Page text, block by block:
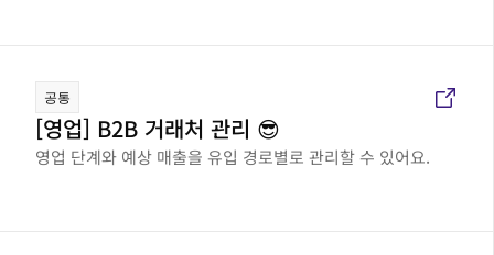
공통
[영업] B2B 거래처 관리 😎
영업 단계와 예상 매출을 유입 경로별로 관리할 수 있어요.